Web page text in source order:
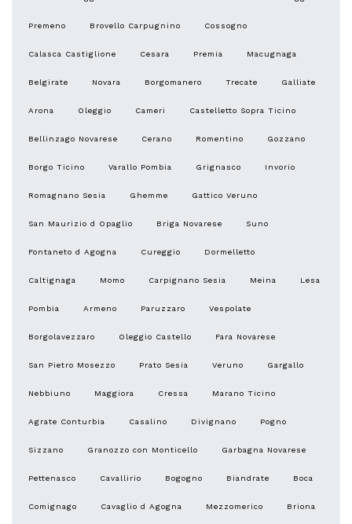
Premeno Brovello Carpugnino Cossogno
Calasca Castiglione Cesara Premia Macugnaga
Belgirate Novara Borgomanero Trecate Galliate
Arona Oleggio Cameri Castelletto Sopra Ticino
Bellinzago Novarese Cerano Romentino Gozzano
Borgo Ticino Varallo Pombia Grignasco Invorio
Romagnano Sesia Ghemme Gattico Veruno
San Maurizio d Opaglio Briga Novarese Suno
Fontaneto d Agogna Cureggio Dormelletto
Caltignaga Momo Carpignano Sesia Meina Lesa
Pombia Armeno Paruzzaro Vespolate
Borgolavezzaro Oleggio Castello Fara Novarese
San Pietro Mosezzo Prato Sesia Veruno Gargallo
Nebbiuno Maggiora Cressa Marano Ticino
Agrate Conturbia Casalino Divignano Pogno
Sizzano Granozzo con Monticello Garbagna Novarese
Pettenasco Cavallirio Bogogno Biandrate Boca
Comignago Cavaglio d Agogna Mezzomerico Briona